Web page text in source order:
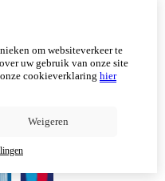
om websiteverkeer te
uw gebruik van onze site
cookieverklaring hier
Weigeren